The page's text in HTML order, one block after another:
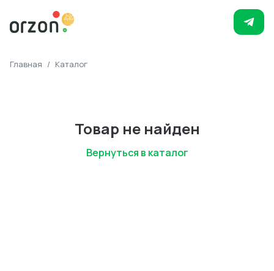
Главная / Каталог
Товар не найден
Вернуться в каталог